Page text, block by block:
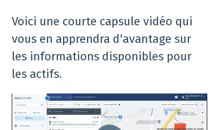
Voici une courte capsule vidéo qui
vous en apprendra d'avantage sur
les informations disponibles pour
les actifs.